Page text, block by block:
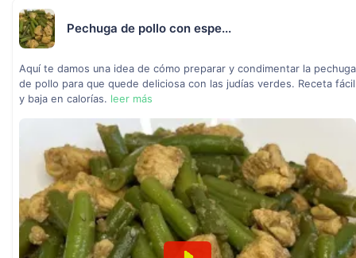
Pechuga de pollo con espe...
Aquí te damos una idea de cómo preparar y condimentar la pechuga
de pollo para que quede deliciosa con las judías verdes. Receta fácil
y baja en calorías. leer más